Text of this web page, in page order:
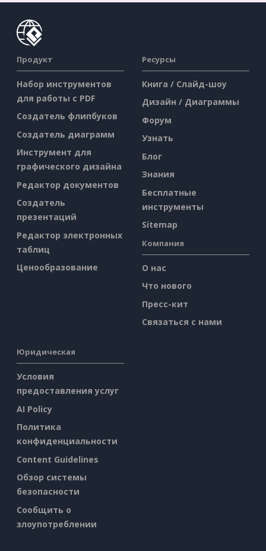
Продукт
Набор инструментов
для работы с PDF
Создатель флипбуков
Создатель диаграмм
Инструмент для
графического дизайна
Редактор документов
Создатель
презентаций
Редактор электронных
таблиц
Ценообразование
Ресурсы
Книга / Слайд-шоу
Дизайн / Диаграммы
Форум
Узнать
Блог
Знания
Бесплатные
инструменты
Sitemap
Компания
О нас
Что нового
Пресс-кит
Связаться с нами
Юридическая
Условия
предоставления услуг
AI Policy
Политика
конфиденциальности
Content Guidelines
Обзор системы
безопасности
Сообщить о
злоупотреблении